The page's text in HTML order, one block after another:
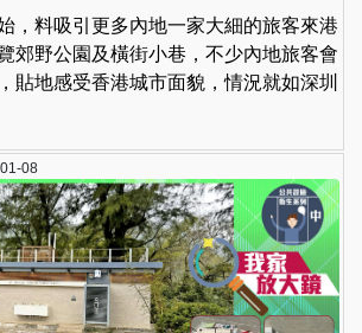
，料吸引更多內地一家大細的旅客來港
郊野公園及橫街小巷，不少內地旅客會
貼地感受香港城市面貌，情況就如深圳
08